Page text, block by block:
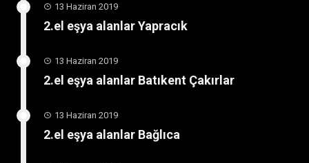
13 Haziran 2019
2.el eşya alanlar Yapracık
13 Haziran 2019
2.el eşya alanlar Batıkent Çakırlar
13 Haziran 2019
2.el eşya alanlar Bağlıca